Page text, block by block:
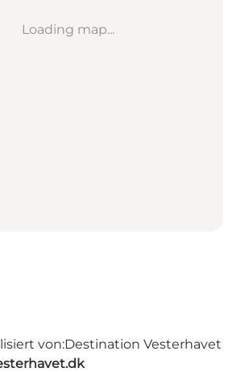
Loading map...
von:Destination Vesterhavet